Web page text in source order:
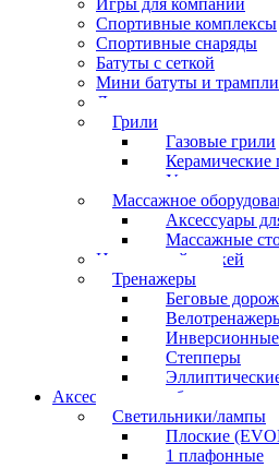
Спортивные комплексы
Спортивные снаряды
Батуты с сеткой
Мини батуты и
Дартс
Грили
Газовые грили
Керамические
Угольные грили
Массажное
Аксессуары
Массажные
Настольный хоккей
Тренажеры
Беговые
Степперы
Аксессуары для бильярда
Светильники/лампы
Плоские
1 плафонные